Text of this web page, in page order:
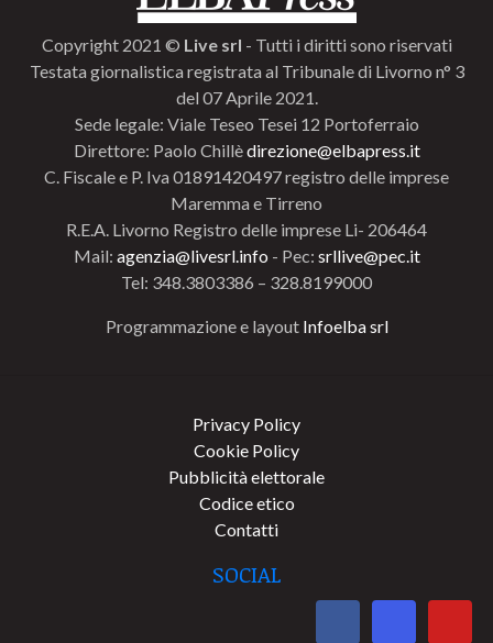
Copyright 2021 © Live srl - Tutti i diritti sono riservati
Testata giornalistica registrata al Tribunale di Livorno n° 3
del 07 Aprile 2021.
Sede legale: Viale Teseo Tesei 12 Portoferraio
Direttore: Paolo Chillèdirezione@elbapress.it
C. Fiscale e P. Iva 01891420497 registro delle imprese
Maremma e Tirreno
R.E.A. Livorno Registro delle imprese Li- 206464
Mail: agenzia@livesrl.info - Pec: srllive@pec.it
Tel: 348.3803386 – 328.8199000
Programmazione e layout Infoelba srl
Privacy Policy
Cookie Policy
Pubblicità elettorale
Codice etico
Contatti
SOCIAL